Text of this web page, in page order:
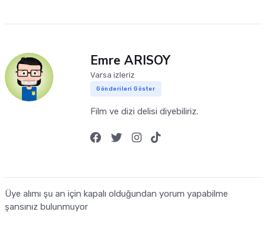
Emre ARISOY
Varsa izleriz
Gönderileri Göster
Film ve dizi delisi diyebiliriz.
Üye alımı şu an için kapalı olduğundan yorum yapabilme
şansınız bulunmuyor